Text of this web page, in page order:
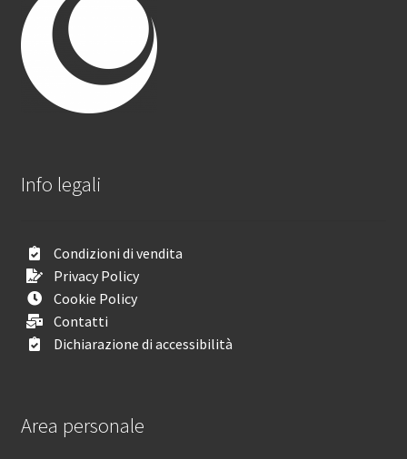
Info legali
Condizioni di vendita
Privacy Policy
Cookie Policy
Contatti
Dichiarazione di accessibilità
Area personale